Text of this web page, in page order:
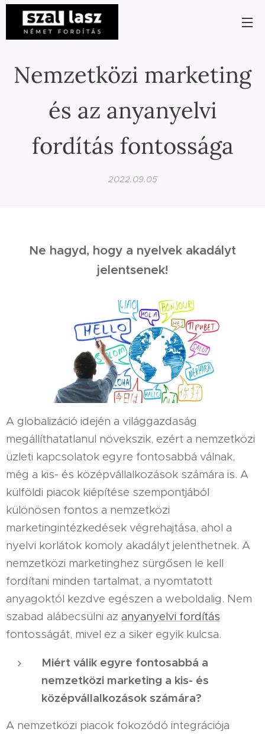
Nemzetközi marketing
és az anyanyelvi
fordítás fontossága
2022.09.05
Ne hagyd, hogy a nyelvek akadályt
jelentsenek!
A globalizáció idején a világgazdaság
megállíthatatlanul növekszik, ezért a nemzetközi
üzleti kapcsolatok egyre fontosabbá válnak,
még a kis- és középvállalkozások számára is. A
külföldi piacok kiépítése szempontjából
különösen fontos a nemzetközi
marketingintézkedések végrehajtása, ahol a
nyelvi korlátok komoly akadályt jelenthetnek. A
nemzetközi marketinghez sürgősen le kell
fordítani minden tartalmat, a nyomtatott
anyagoktól kezdve egészen a weboldalig. Nem
szabad alábecsülni az anyanyelvi fordítás
fontosságát, mivel ez a siker egyik kulcsa.
Miért válik egyre fontosabbá a
nemzetközi marketing a kis- és
középvállalkozások számára?
A nemzetközi piacok fokozódó integrációja